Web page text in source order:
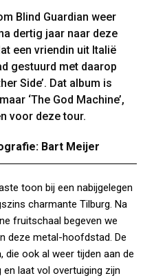
Blind Guardian weer
dertig jaar naar deze
een vriendin uit Italië
gestuurd met daarop
Side’. Dat album is
‘The God Machine’,
voor deze tour.
Bart Meijer
toon bij een nabijgelegen
charmante Tilburg. Na
fruitschaal begeven we
deze metal-hoofdstad. De
, die ook al weer tijden aan de
laat vol overtuiging zijn